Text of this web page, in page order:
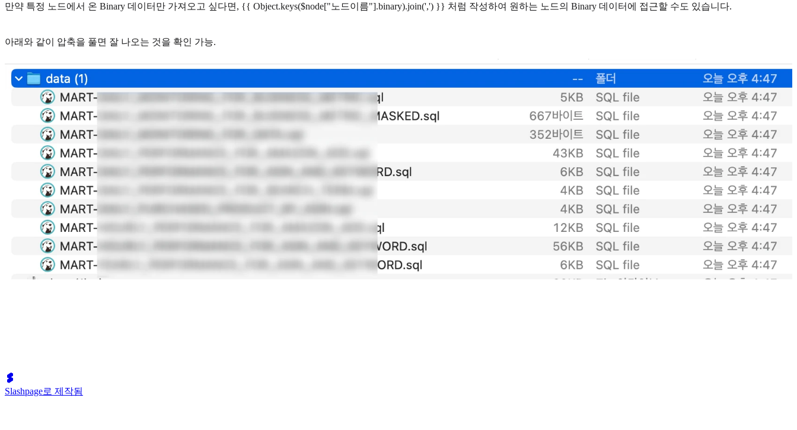
만약 특정 노드에서 온 Binary 데이터만 가져오고 싶다면, {{ Object.keys($node["노드이름"].binary).join(',') }} 처럼 작성하여 원하는 노드의 Binary 데이터에 접근할 수도 있습니다.
아래와 같이 압축을 풀면 잘 나오는 것을 확인 가능.
Slashpage로 제작됨